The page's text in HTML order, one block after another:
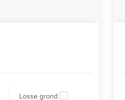
Losse grond